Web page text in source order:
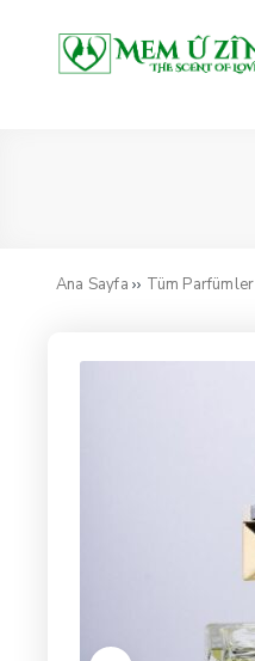
Ana Sayfa ›› Tüm Parfümler